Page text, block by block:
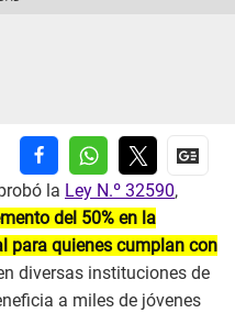
la Ley N.º 32590,
del 50% en la
para quienes cumplan con
diversas instituciones de
a miles de jóvenes